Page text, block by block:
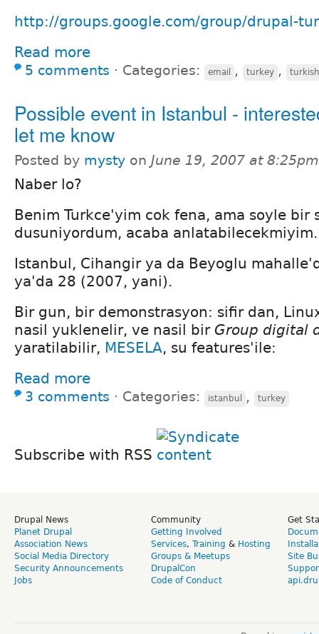
http://groups.google.com/group/drupal-
Read more
5 comments ⋅ Categories: email , turkey , turkish
Possible event in Istanbul -
let me know
Posted by mysty on June 19, 2007 at 8:25pm
Naber lo?
Benim Turkce'yim cok fena, ama soyle bir
dusuniyordum, acaba
Istanbul, Cihangir ya da Beyoglu
ya'da 28 (2007, yani).
Bir gun, bir demonstrasyon: sifir dan,
nasil yuklenelir, ve nasil bir Group digital
yaratilabilir, MESELA, su features'ile:
Read more
3 comments ⋅ Categories: istanbul , turkey
Subscribe with RSS
Drupal News
Planet Drupal
Association News
Social Media Directory
Security Announcements
Jobs
Community
Getting Involved
Services, Training & Hosting
Groups & Meetups
DrupalCon
Code of Conduct
Get
Site